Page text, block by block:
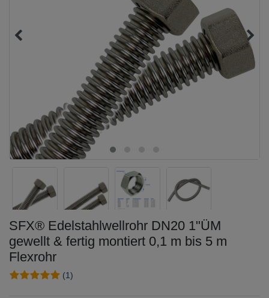
SFX® Edelstahlwellrohr DN20 1"ÜM
gewellt & fertig montiert 0,1 m bis 5 m
Flexrohr
(1)